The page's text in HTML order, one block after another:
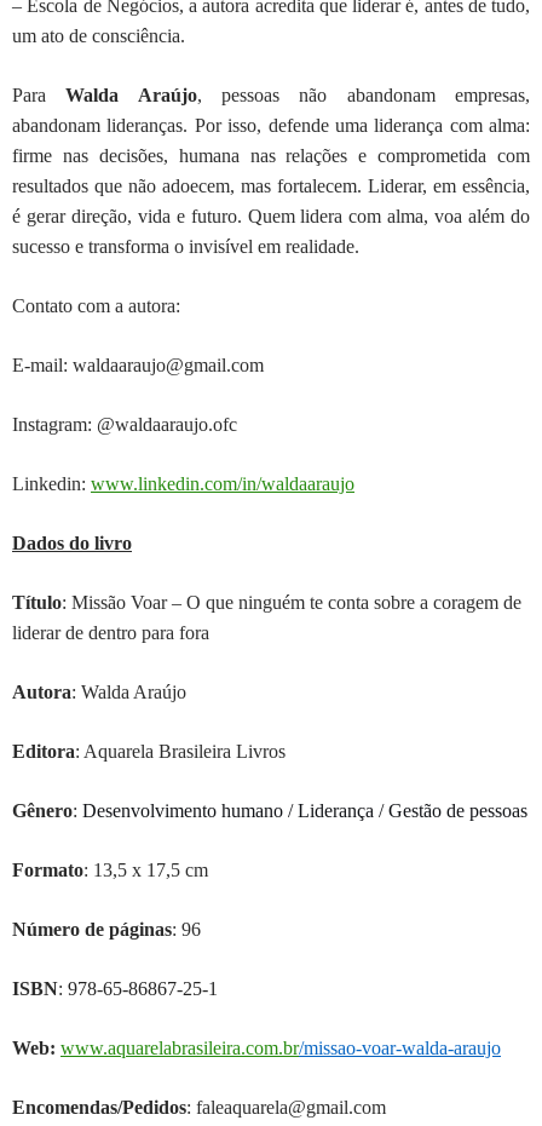
– Escola de Negócios, a autora acredita que liderar é, antes de tudo,
um ato de consciência.
ParaWalda Araújo, pessoas não abandonam empresas,
abandonam lideranças. Por isso, defende uma liderança com alma:
firme nas decisões, humana nas relações ecomprometida com
resultados que não adoecem, mas fortalecem. Liderar, em essência,
é gerar direção, vida e futuro. Quem lidera com alma, voa além do
sucesso e transforma o invisível em realidade.
Contato com a autora:
E-mail: waldaaraujo@gmail.com
Instagram: @waldaaraujo.ofc
Linkedin: www.linkedin.com/in/waldaaraujo
Dados do livro
Título: Missão Voar – O que ninguém te conta sobre a coragem de
liderar de dentro para fora
Autora: Walda Araújo
Editora: Aquarela Brasileira Livros
Gênero: Desenvolvimento humano / Liderança / Gestão de pessoas
Formato: 13,5 x 17,5 cm
Número de páginas: 96
ISBN: 978-65-86867-25-1
Web: www.aquarelabrasileira.com.br/missao-voar-walda-araujo
Encomendas/Pedidos: faleaquarela@gmail.com